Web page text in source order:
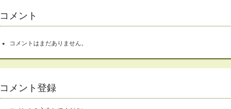
コメント
コメントはまだありません。
コメント登録